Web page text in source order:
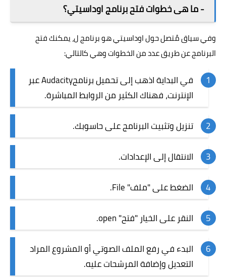
- ما هى خطوات فتح برنامج اوداسيتي؟
وفي سياق مُتصل حول اوداسيتي هو برنامج ل، يمكنك فتح
البرنامج عن طريق عدد من الخطوات وهي كالتالي:
في البداية اذهب إلى تحميل برنامجAudacity عبر
الإنترنت، فهناك الكثير من الروابط المباشرة.
تنزيل وتثبيت البرنامج على حاسوبك.
الانتقال إلى الإعدادات.
الضغط على "ملف" File.
النقر على الخيار "فتح" open.
البدء في رفع الملف الصوتي أو المشروع المراد
التعديل وإضافة المرشحات عليه.